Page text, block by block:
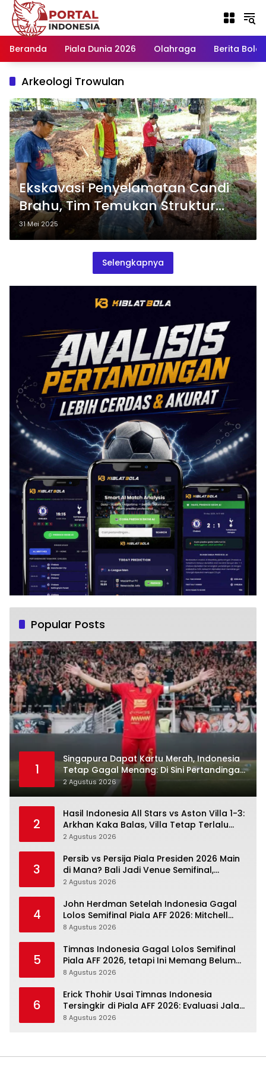
Langsung
konten
Beranda
Piala Dunia 2026 Olahraga Berita Bola
Arkeologi Trowulan
Ekskavasi Penyelamatan Candi
Brahu, Tim Temukan Struktur
Bata Diduga Bagian Pagar
31 Mei 2025
Selengkapnya
Popular Posts
1
Singapura Dapat Kartu Merah, Indonesia
Tetap Gagal Menang: Di Sini Pertandingan
Berbelok
2 Agustus 2026
2
Hasil Indonesia All Stars vs Aston Villa 1-3:
Arkhan Kaka Balas, Villa Tetap Terlalu
Rapi
2 Agustus 2026
3
Persib vs Persija Piala Presiden 2026 Main
di Mana? Bali Jadi Venue Semifinal,
Ritmenya Beda
2 Agustus 2026
4
John Herdman Setelah Indonesia Gagal
Lolos Semifinal Piala AFF 2026: Mitchell
Baker Menjanjikan, Pemain Senior Terpukul
8 Agustus 2026
5
Timnas Indonesia Gagal Lolos Semifinal
Piala AFF 2026, tetapi Ini Memang Belum
Garis Akhir
8 Agustus 2026
6
Erick Thohir Usai Timnas Indonesia
Tersingkir di Piala AFF 2026: Evaluasi Jalan,
Agenda Berikutnya Menunggu
8 Agustus 2026